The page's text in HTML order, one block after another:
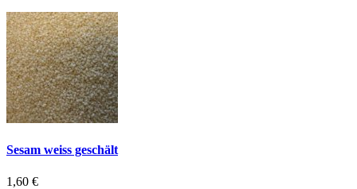
Sesam weiss geschält
1,60 €